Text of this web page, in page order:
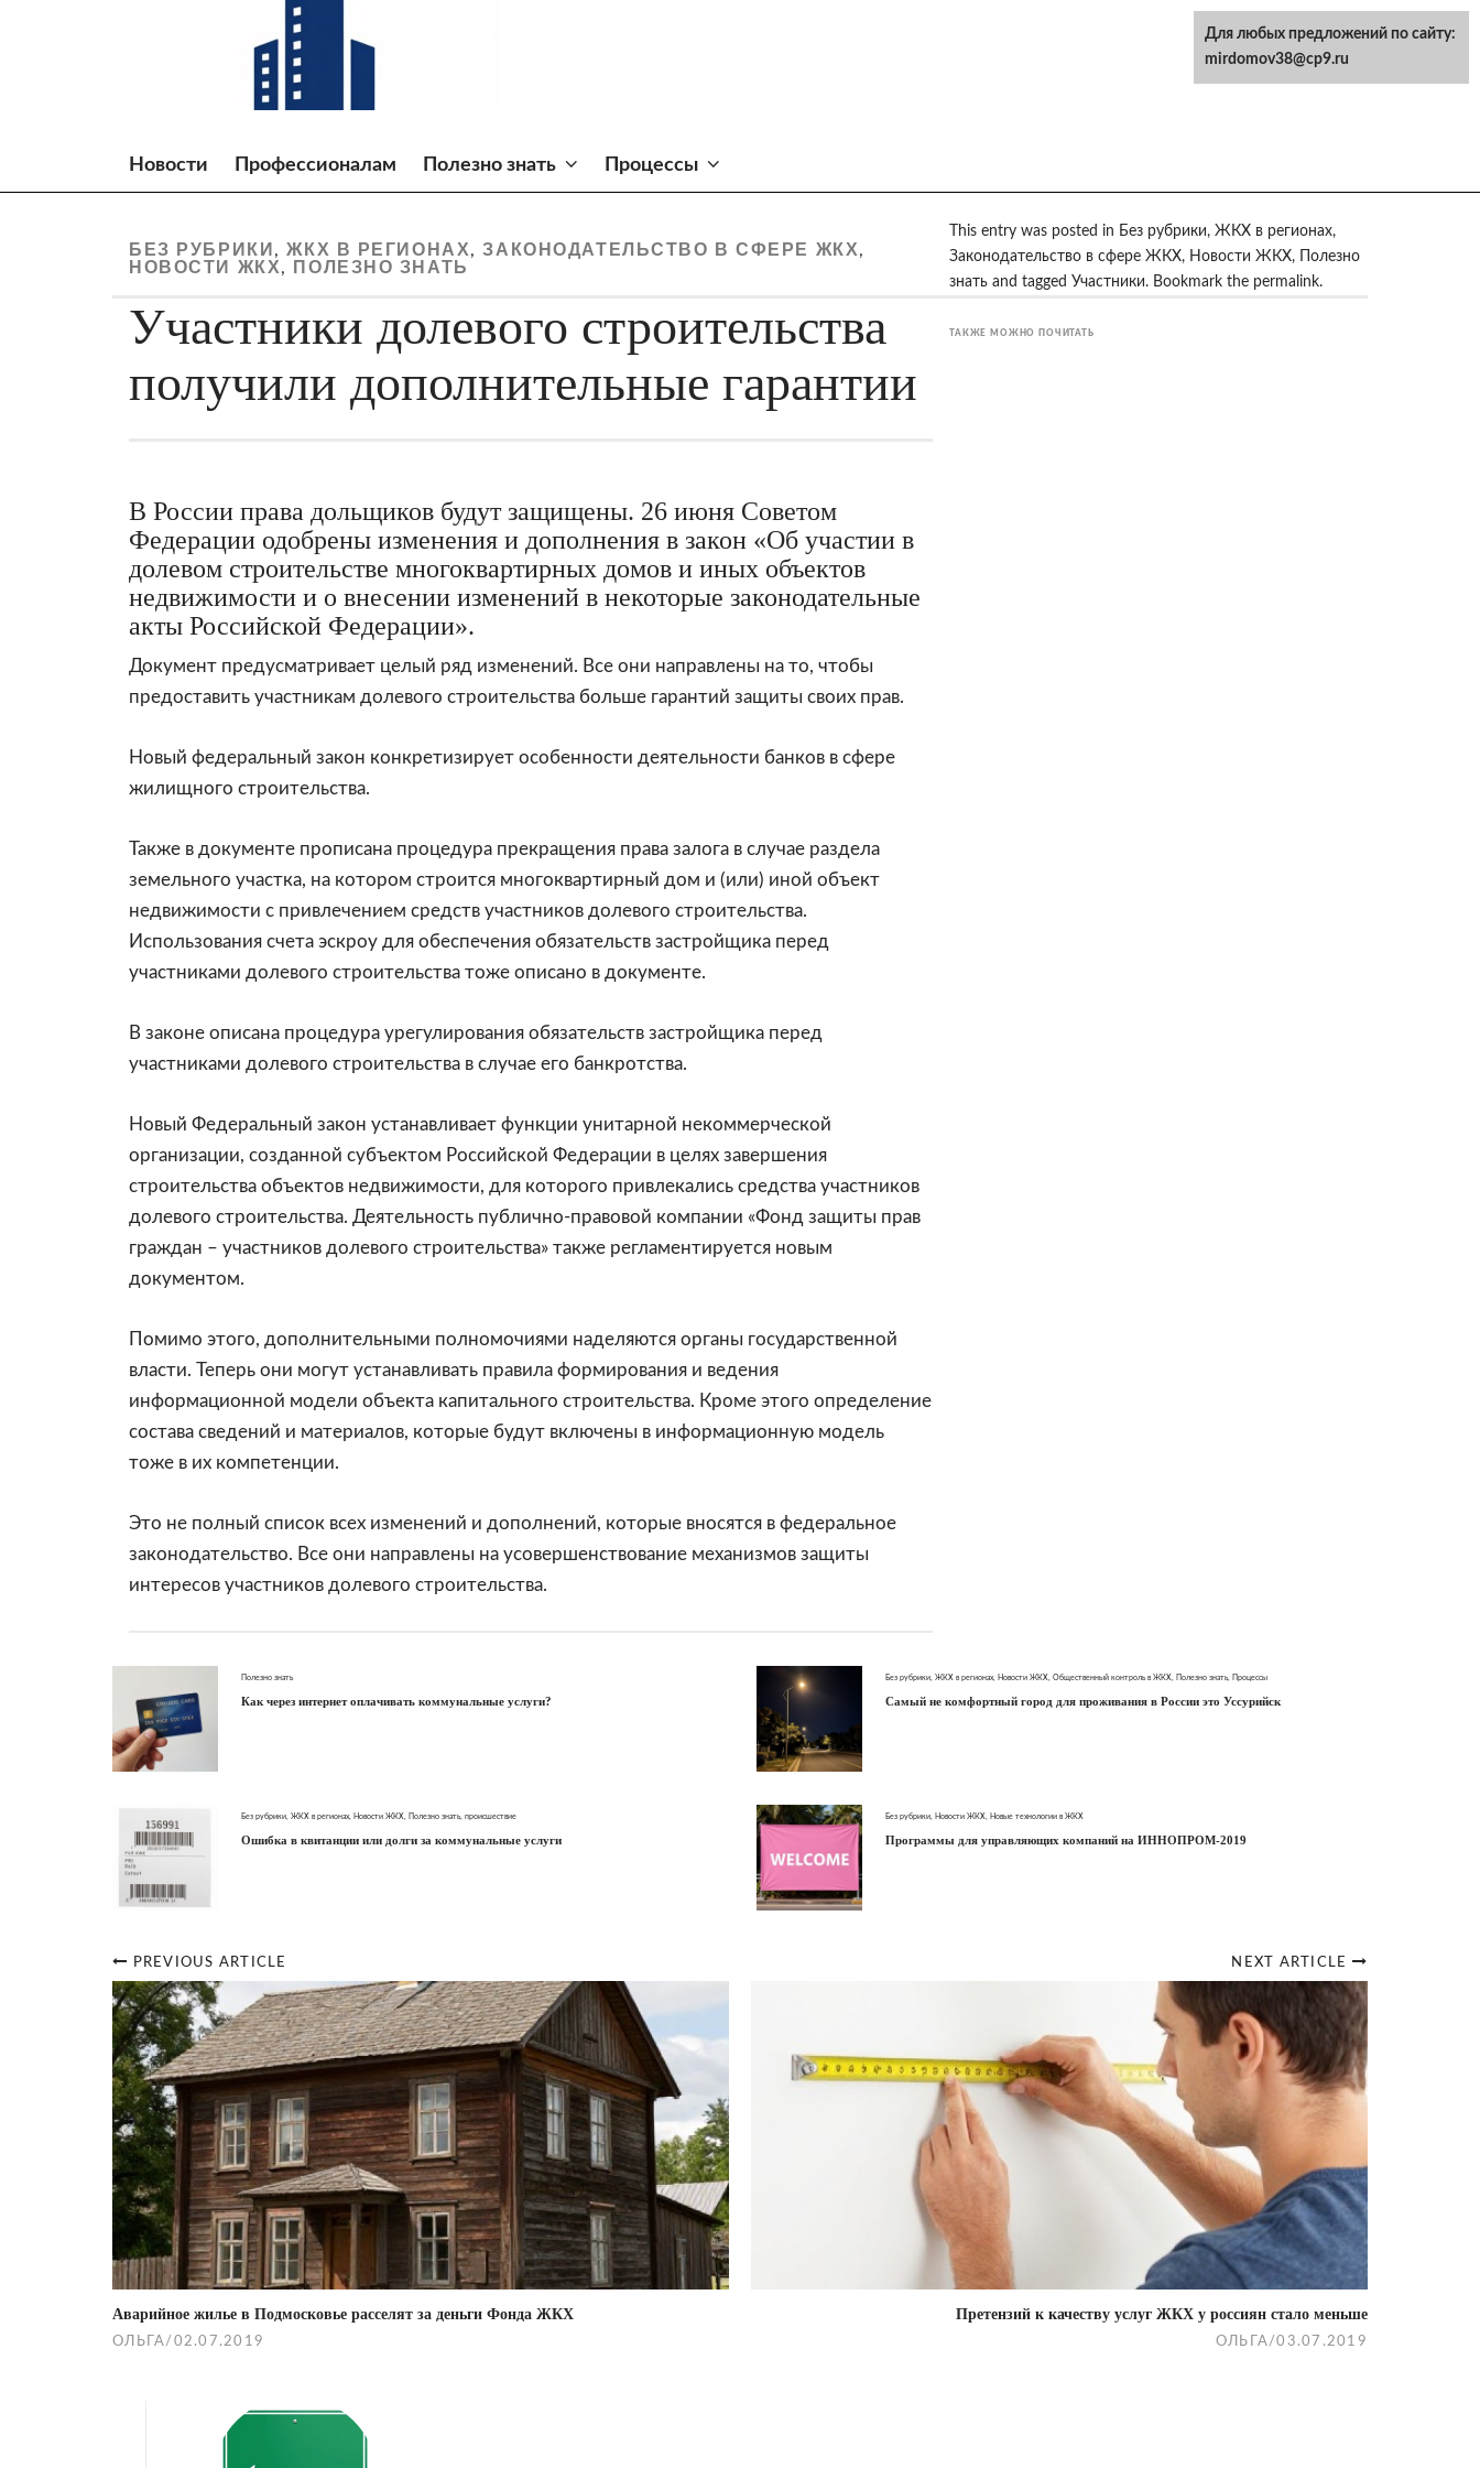
Новости Профессионалам Полезно знать Процессы
БЕЗ РУБРИКИ ,ЖКХ В РЕГИОНАХ,ЗАКОНОДАТЕЛЬСТВО В СФЕРЕ ЖКХ,
НОВОСТИ ЖКХ, ПОЛЕЗНО ЗНАТЬ
Участники долевого строительства
получили дополнительные гарантии
В России права дольщиков будут защищены. 26 июня Советом
Федерации одобрены изменения и дополнения в закон «Об участии в
долевом строительстве многоквартирных домов и иных объектов
недвижимости и о внесении изменений в некоторые законодательные
акты Российской Федерации».
Документ предусматривает целый ряд изменений. Все они направлены на то, чтобы
предоставить участникам долевого строительства больше гарантий защиты своих прав.
Новый федеральный закон конкретизирует особенности деятельности банков в сфере
жилищного строительства.
Также в документе прописана процедура прекращения права залога в случае раздела
земельного участка, на котором строится многоквартирный дом и (или) иной объект
недвижимости с привлечением средств участников долевого строительства.
Использования счета эскроу для обеспечения обязательств застройщика перед
участниками долевого строительства тоже описано в документе.
В законе описана процедура урегулирования обязательств застройщика перед
участниками долевого строительства в случае его банкротства.
Новый Федеральный закон устанавливает функции унитарной некоммерческой
организации, созданной субъектом Российской Федерации в целях завершения
строительства объектов недвижимости, для которого привлекались средства участников
долевого строительства. Деятельность публично-правовой компании «Фонд защиты прав
граждан – участников долевого строительства» также регламентируется новым
документом.
Помимо этого, дополнительными полномочиями наделяются органы государственной
власти. Теперь они могут устанавливать правила формирования и ведения
информационной модели объекта капитального строительства. Кроме этого определение
состава сведений и материалов, которые будут включены в информационную модель
тоже в их компетенции.
Это не полный список всех изменений и дополнений, которые вносятся в федеральное
законодательство. Все они направлены на усовершенствование механизмов защиты
интересов участников долевого строительства.
This entry was posted in Без рубрики, ЖКХ в регионах,
Законодательство в сфере ЖКХ, Новости ЖКХ,
Полезно
знать and tagged Участники. Bookmark the permalink.
ТАКЖЕ МОЖНО ПОЧИТАТЬ
Полезно знать
Как через интернет оплачивать коммунальные услуги?
Без рубрики ЖКХ в регионах Новости ЖКХ Общественный контроль в ЖКХ Полезно знать, Процессы
Самый не комфортный город для проживания в России это Уссурийск
Без рубрики ЖКХ в регионах Новости ЖКХ Полезно знать, происшествие
Ошибка в квитанции или долги за коммунальные услуги
Без рубрики Новости ЖКХ Новые технологии в ЖКХ
Программы для управляющих компаний на ИННОПРОМ-2019
Post
navigation
NEXT ARTICLE
Претензий к качеству услуг ЖКХ у россиян стало меньше
ОЛЬГА /03.07.2019
PREVIOUS ARTICLE
Аварийное жилье в Подмосковье расселят за деньги Фонда ЖКХ
ОЛЬГА / 02.07.2019
Для любых предложений по сайту:
mirdomov38@cp9.ru